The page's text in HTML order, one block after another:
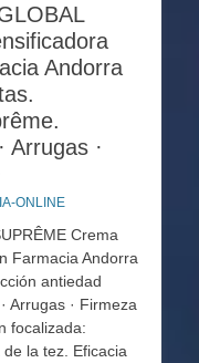
Andorra
Arrugas ·
ONLINE
Crema
Farmacia Andorra
antiedad
Arrugas · Firmeza
focalizada:
la tez. Eficacia